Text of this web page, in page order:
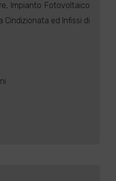
Impianto Fotovoltaico
Cindizionata ed Infissi di